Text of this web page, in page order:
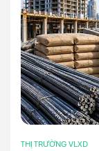
THỊ TRƯỜNG VLXD